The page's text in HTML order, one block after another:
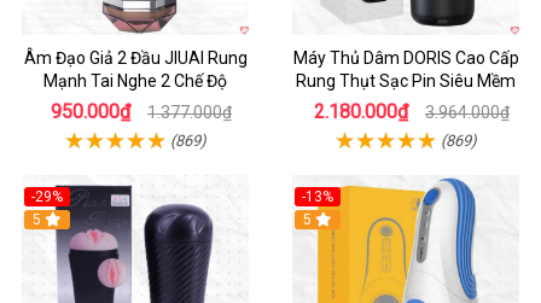
Âm Đạo Giả 2 Đầu JIUAI Rung
Mạnh Tai Nghe 2 Chế Độ
950.000₫ 1.377.000₫
(869)
Máy Thủ Dâm DORIS Cao Cấp
Rung Thụt Sạc Pin Siêu Mềm
2.180.000₫ 3.964.000₫
(869)
-29%
5
-13%
5